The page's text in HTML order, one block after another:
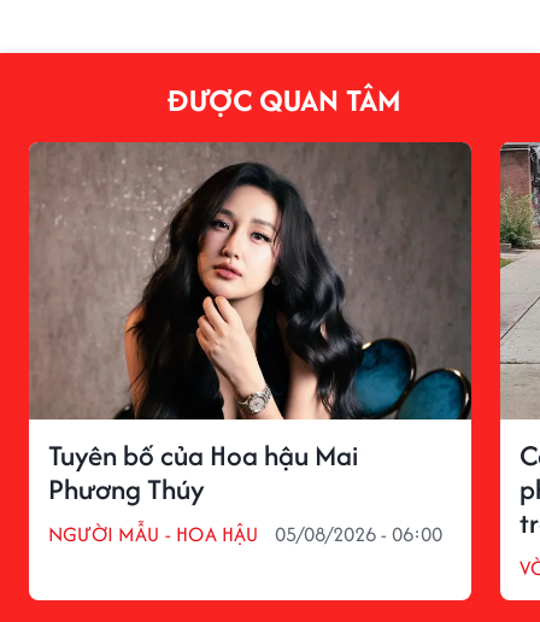
ĐƯỢC QUAN TÂM
Tuyên bố của Hoa hậu Mai
Phương Thúy
NGƯỜI MẪU - HOA HẬU 05/08/2026 - 06:00